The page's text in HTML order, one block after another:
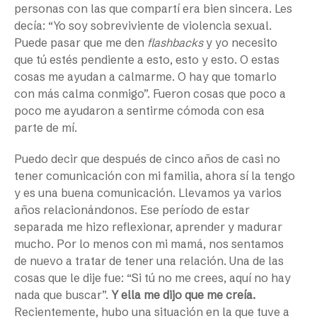
personas con las que compartí era bien sincera. Les
decía: “Yo soy sobreviviente de violencia sexual.
Puede pasar que me den flashbacksy yo necesito
que tú estés pendiente a esto, esto y esto. O estas
cosas me ayudan a calmarme. O hay que tomarlo
con más calma conmigo”. Fueron cosas que poco a
poco me ayudaron a sentirme cómoda con esa
parte de mí.
Puedo decir que después de cinco años de casi no
tener comunicación con mi familia, ahora sí la tengo
y es una buena comunicación. Llevamos ya varios
años relacionándonos. Ese período de estar
separada me hizo reflexionar, aprender y madurar
mucho. Por lo menos con mi mamá, nos sentamos
de nuevo a tratar de tener una relación. Una de las
cosas que le dije fue: “Si tú no me crees, aquí no hay
nada que buscar”. Y ella me dijo que me creía.
Recientemente, hubo una situación en la que tuve a